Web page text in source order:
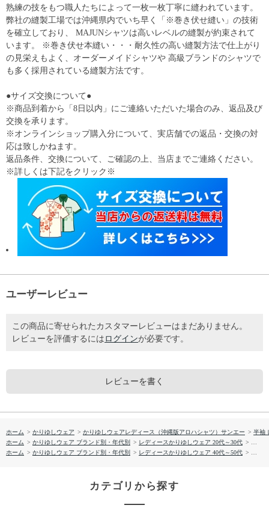
熟練の技をもつ職人たちによって一枚一枚丁寧に縫われています。
弊社の縫製工場では沖縄県内でいち早く「※巻き伏せ縫い」の技術
を確立しており、 MAJUNシャツは高いレベルの縫製が約束されて
います。 ※巻き伏せ本縫い・・・耐久性の高い縫製方法で仕上がり
の見栄えもよく、オーダーメイドシャツや 高級ブランドのシャツで
も多く採用されている縫製方法です。
●サイズ交換について●
※商品到着から「8日以内」にご連絡いただいた場合のみ、返品及び
交換を承ります。
※オンラインショップ購入分について、実店舗での返品・交換の対
応は致しかねます。
返品条件、交換について、ご確認の上、当店までご連絡ください。
※詳しくは下記をクリック※
ユーザーレビュー
この商品に寄せられたカスタマーレビューはまだありません。
レビューを評価するには ログインが必要です。
レビューを書く
ホーム > かりゆしウェア > かりゆしウェアレディース（沖縄版アロハシャツ）サンエー > 半袖
ホーム > かりゆしウェア ブランド別・年代別 > レディースかりゆしウェア 20代～30代
ホーム > かりゆしウェア ブランド別・年代別 > レディースかりゆしウェア 40代～50代
カテゴリから探す